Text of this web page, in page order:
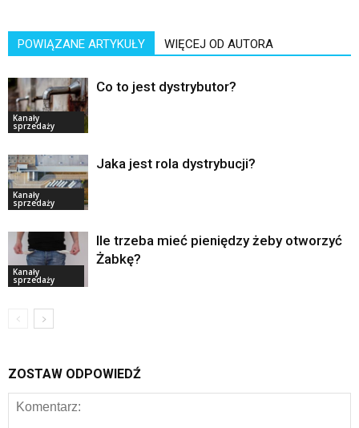
POWIĄZANE ARTYKUŁY WIĘCEJ OD AUTORA
Kanały
sprzedaży
Co to jest dystrybutor?
Kanały
sprzedaży
Jaka jest rola dystrybucji?
Kanały
sprzedaży
Ile trzeba mieć pieniędzy żeby otworzyć
Żabkę?
ZOSTAW ODPOWIEDŹ